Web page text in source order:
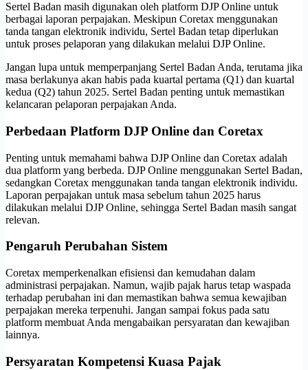
Sertel Badan masih digunakan oleh platform DJP Online untuk
berbagai laporan perpajakan. Meskipun Coretax menggunakan
tanda tangan elektronik individu, Sertel Badan tetap diperlukan
untuk proses pelaporan yang dilakukan melalui DJP Online.
Jangan lupa untuk memperpanjang Sertel Badan Anda, terutama jika
masa berlakunya akan habis pada kuartal pertama (Q1) dan kuartal
kedua (Q2) tahun 2025. Sertel Badan penting untuk memastikan
kelancaran pelaporan perpajakan Anda.
Perbedaan Platform DJP Online dan Coretax
Penting untuk memahami bahwa DJP Online dan Coretax adalah
dua platform yang berbeda. DJP Online menggunakan Sertel Badan,
sedangkan Coretax menggunakan tanda tangan elektronik individu.
Laporan perpajakan untuk masa sebelum tahun 2025 harus
dilakukan melalui DJP Online, sehingga Sertel Badan masih sangat
relevan.
Pengaruh Perubahan Sistem
Coretax memperkenalkan efisiensi dan kemudahan dalam
administrasi perpajakan. Namun, wajib pajak harus tetap waspada
terhadap perubahan ini dan memastikan bahwa semua kewajiban
perpajakan mereka terpenuhi. Jangan sampai fokus pada satu
platform membuat Anda mengabaikan persyaratan dan kewajiban
lainnya.
Persyaratan Kompetensi Kuasa Pajak